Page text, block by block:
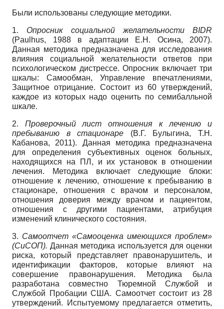
Были использованы следующие методики.
1. Опросник социальной желательности BIDR
(Paulhus, 1988 в адаптации Е.Н. Осина, 2007).
Данная методика предназначена для исследования
влияния социальной желательности ответов при
психологическом дистрессе. Опросник включает три
шкалы: Самообман, Управление впечатлениями,
Защитное отрицание. Состоит из 60 утверждений,
каждое из которых надо оценить по семибалльной
шкале.
2. Проверочный лист отношения к лечению и
пребыванию в стационаре (В.Г. Булыгина, Т.Н.
Кабанова, 2011). Данная методика предназначена
для определения субъективных оценок больных,
находящихся на ПЛ, и их установок в отношении
лечения. Методика включает следующие блоки:
отношение к лечению, отношение к пребыванию в
стационаре, отношения с врачом и персоналом,
отношения доверия между врачом и пациентом,
отношения с другими пациентами, атрибуция
изменений клинического состояния.
3. Самоотчет «Самооценка имеющихся проблем»
(СиСОП). Данная методика используется для оценки
риска, который представляет правонарушитель, и
идентификации факторов, которые влияют на
совершение правонарушения. Методика была
разработана совместно Тюремной Службой и
Службой Пробации США. Самоотчет состоит из 28
утверждений. Испытуемому предлагается отметить,